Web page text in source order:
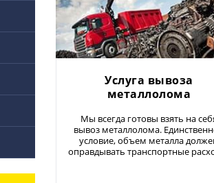
Услуга вывоза
металлолома
Мы всегда готовы взять на
вывоз металлолома.
условие, объем металла
оправдывать транспортные